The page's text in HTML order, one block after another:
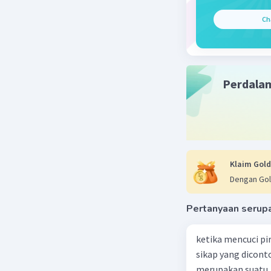
seperti
Salwa Q
maupun
adalah
Klaim
Dengan
Pertanyaan
ketika mencuci
sikap yang